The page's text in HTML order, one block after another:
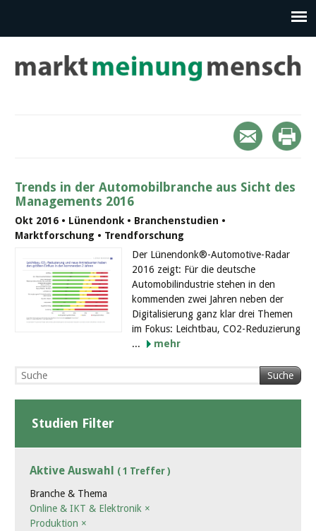
Trends in der Automobilbranche aus Sicht des
Managements 2016
Okt 2016 • Lünendonk • Branchenstudien •
Marktforschung • Trendforschung
Der Lünendonk®-Automotive-Radar
2016 zeigt: Für die deutsche
Automobilindustrie stehen in den
kommenden zwei Jahren neben der
Digitalisierung ganz klar drei Themen
im Fokus: Leichtbau, CO2-Reduzierung
...
mehr
Suche
Studien Filter
Aktive Auswahl ( 1 Treffer )
Branche & Thema
Online & IKT & Elektronik ×
Produktion ×